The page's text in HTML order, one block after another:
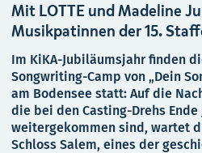
Mit LOTTE und Madeline
Musikpatinnen der 15.
Im KiKA-Jubiläumsjahr finden
Songwriting-Camp von „Dein
am Bodensee statt: Auf die
die bei den Casting-Drehs
weitergekommen sind, wartet
Schloss Salem, eines der